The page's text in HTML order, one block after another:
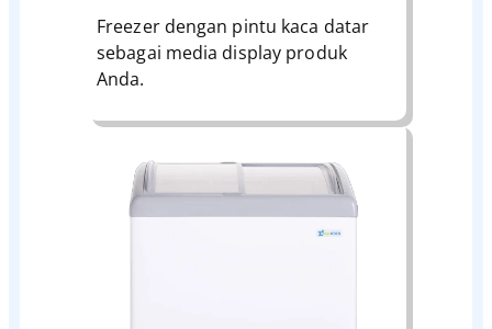
Freezer dengan pintu kaca datar
sebagai media display produk
Anda.